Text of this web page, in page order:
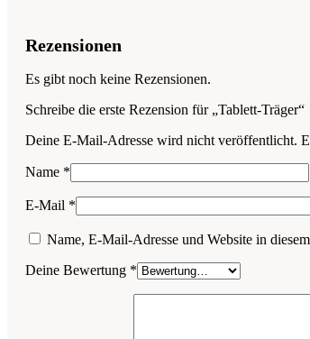
Rezensionen
Es gibt noch keine Rezensionen.
Schreibe die erste Rezension für „Tablett-Träger“
Deine E-Mail-Adresse wird nicht veröffentlicht.
Name *
E-Mail *
Name, E-Mail-Adresse und Website in
Deine Bewertung *